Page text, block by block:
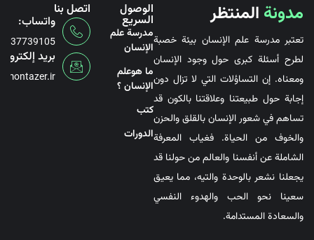
مدونة المنتظر
تعتبر مدرسة علم الإنسان بيئة خصبة
لطرح أسئلة كبرى حول وجود الإنسان
ومعناه. إن التساؤلات التي لا تزال دون
إجابة حول طبيعتنا وعلاقتنا بالكون قد
تساهم في شعور الإنسان بالقلق والحزن
والخوف من الحياة. فغياب المعرفة
الشاملة عن أنفسنا والعالم من حولنا قد
يجعلنا نشعر بالوحدة والتيه، مما يعيق
سعينا نحو الحب والهدوء النفسي
والسعادة المستدامة.
الوصول
السريع
مدرسة علم
الإنسان
ما هوعلم
الإنسان ؟
کتب
الدورات
اتصل بنا
واتساب:
بريد